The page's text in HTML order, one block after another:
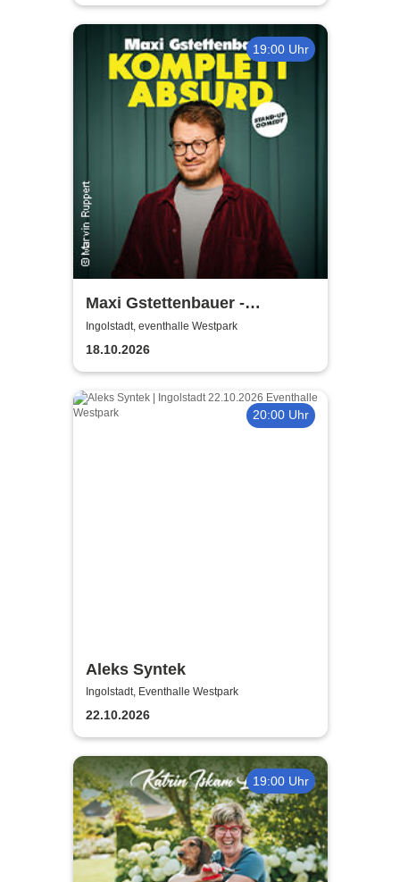
19:00 Uhr
Maxi Gstettenbauer -
KOMPLETT ABSURD
Ingolstadt, eventhalle Westpark
18.10.2026
20:00 Uhr
Aleks Syntek
Ingolstadt, Eventhalle Westpark
22.10.2026
19:00 Uhr